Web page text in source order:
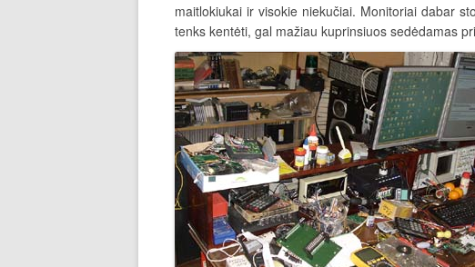
maitlokiukai ir visokie niekučiai. Monitoriai dabar
tenks kentėti, gal mažiau kuprinsiuos sedėdamas